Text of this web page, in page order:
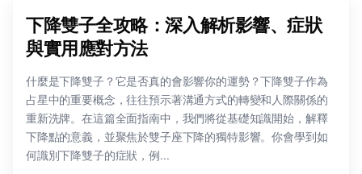
下降雙子全攻略：深入解析影響、症狀
與實用應對方法
什麼是下降雙子？它是否真的會影響你的運勢？下降雙子作為
占星中的重要概念，往往預示著溝通方式的轉變和人際關係的
重新洗牌。在這篇全面指南中，我們將從基礎知識開始，解釋
下降點的意義，並聚焦於雙子座下降的獨特影響。你會學到如
何識別下降雙子的症狀，例...